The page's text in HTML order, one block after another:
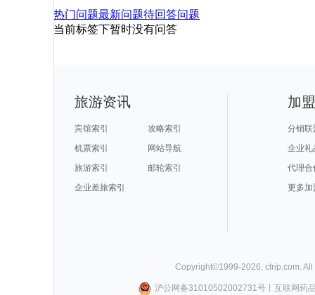
热门问题最新问题待回答问题
当前标签下暂时没有问答
旅游资讯
宾馆索引
攻略索引
机票索引
网站导航
旅游索引
邮轮索引
企业差旅索引
加
分销联
企业礼
代理合
更多加
Copyright©1999-2026, ctrip.com.
沪公网备31010502002731号丨 互联网药